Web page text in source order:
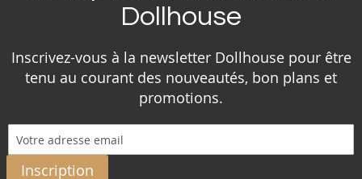
Dollhouse
Inscrivez-vous à la newsletter Dollhouse pour être
tenu au courant des nouveautés, bon plans et
promotions.
Inscription